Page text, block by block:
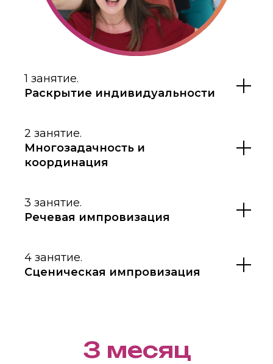
1 занятие.
Раскрытие индивидуальности
2 занятие.
Многозадачность и
координация
3 занятие.
Речевая импровизация
4 занятие.
Сценическая импровизация
3 месяц